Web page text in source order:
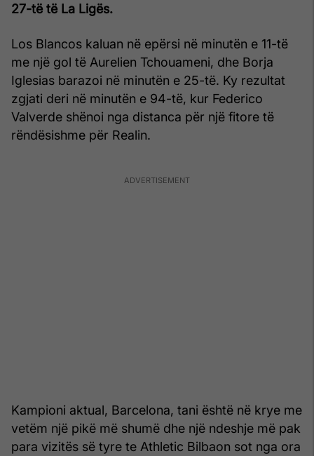
27-të të La Ligës.
Los Blancos kaluan në epërsi në minutën e 11-të
me një gol të Aurelien Tchouameni, dhe Borja
Iglesias barazoi në minutën e 25-të. Ky rezultat
zgjati deri në minutën e 94-të, kur Federico
Valverde shënoi nga distanca për një fitore të
rëndësishme për Realin.
Kampioni aktual, Barcelona, tani është në krye me
vetëm një pikë më shumë dhe një ndeshje më pak
para vizitës së tyre te Athletic Bilbaon sot nga ora